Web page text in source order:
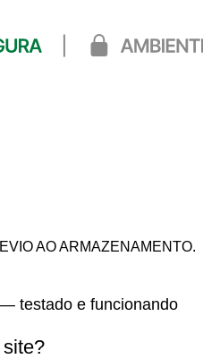
AO ARMAZENAMENTO.
— testado e funcionando